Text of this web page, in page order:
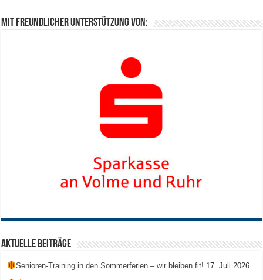
Mit freundlicher Unterstützung von:
Aktuelle Beiträge
Senioren-Training in den Sommerferien – wir bleiben fit! 17. Juli 2026